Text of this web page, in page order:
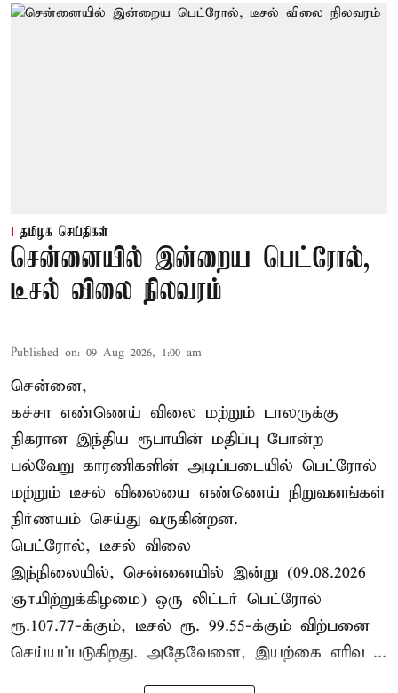
தமிழக செய்திகள்
சென்னையில் இன்றைய பெட்ரோல்,
டீசல் விலை நிலவரம்
Published on: 09 Aug 2026, 1:00 am
சென்னை,
கச்சா எண்ணெய் விலை மற்றும் டாலருக்கு
நிகரான இந்திய ரூபாயின் மதிப்பு போன்ற
பல்வேறு காரணிகளின் அடிப்படையில் பெட்ரோல்
மற்றும் டீசல் விலையை எண்ணெய் நிறுவனங்கள்
நிர்ணயம் செய்து வருகின்றன.
பெட்ரோல், டீசல் விலை
இந்நிலையில், சென்னையில் இன்று (09.08.2026
ஞாயிற்றுக்கிழமை) ஒரு லிட்டர் பெட்ரோல்
ரூ.107.77-க்கும், டீசல் ரூ. 99.55-க்கும் விற்பனை
செய்யப்படுகிறது. அதேவேளை, இயற்கை எரிவ ...